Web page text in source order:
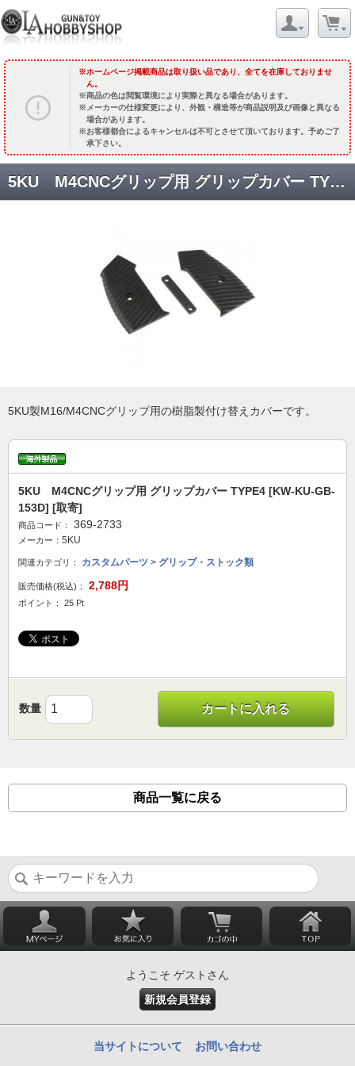
ホームページ掲載商品は取り扱い品であり、全てを在庫しておりませ
ん。
商品の色は閲覧環境により実際と異なる場合があります。
メーカーの仕様変更により、外観・構造等が商品説明及び画像と異なる
場合があります。
お客様都合によるキャンセルは不可とさせて頂いております。予めご了
承下さい。
5KU M4CNCグリップ用 グリップカバー TYPE4 [KW-KU-GB-153D] [取寄]
5KU製M16/M4CNCグリップ用の樹脂製付け替えカバーです。
5KU M4CNCグリップ用 グリップカバー TYPE4 [KW-KU-GB-
153D] [取寄]
商品コード： 369-2733
メーカー： 5KU
関連カテゴリ： カスタムパーツ > グリップ・ストック類
販売価格(税込)： 2,788円
ポイント： 25 Pt
数量 カートに入れる
商品一覧に戻る
ようこそ ゲストさん
新規会員登録
当サイトについて お問い合わせ